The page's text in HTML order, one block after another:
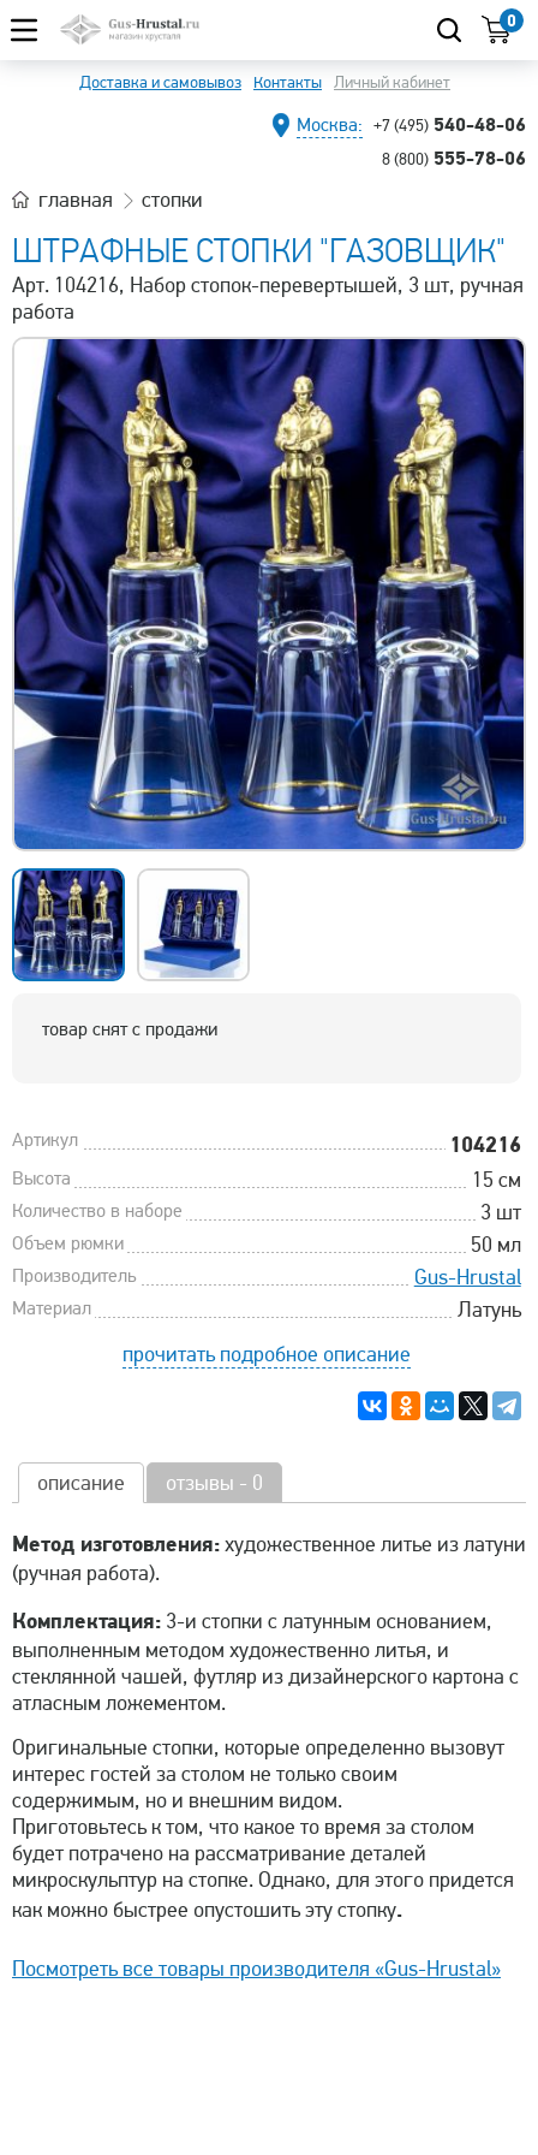
0
Доставка и самовывоз Контакты Личный кабинет
Москва: +7 (495) 540-48-06
8 (800) 555-78-06
главная стопки
ШТРАФНЫЕ СТОПКИ "ГАЗОВЩИК"
Арт. 104216, Набор стопок-перевертышей, 3 шт, ручная
работа
товар снят с продажи
Артикул 104216
Высота 15 см
Количество в наборе 3 шт
Объем рюмки 50 мл
Производитель Gus-Hrustal
Материал
Латунь
прочитать подробное описание
описание отзывы - 0
Метод изготовления:художественное литье из латуни
(ручная работа).
Комплектация: 3-и стопки с латунным основанием,
выполненным методом художественно литья, и
стеклянной чашей, футляр из дизайнерского картона с
атласным ложементом.
Оригинальные стопки, которые определенно вызовут
интерес гостей за столом не только своим
содержимым, но и внешним видом.
Приготовьтесь к том, что какое то время за столом
будет потрачено на рассматривание деталей
микроскульптур на стопке. Однако, для этого придется
как можно быстрее опустошить эту стопку.
Посмотреть все товары производителя «Gus-Hrustal»